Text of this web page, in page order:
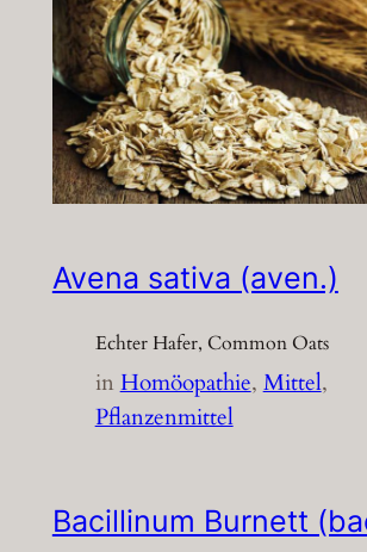
Avena sativa (aven.)
Echter Hafer, Common Oats
inHomöopathie, Mittel
Pflanzenmittel
Bacillinum Burnett